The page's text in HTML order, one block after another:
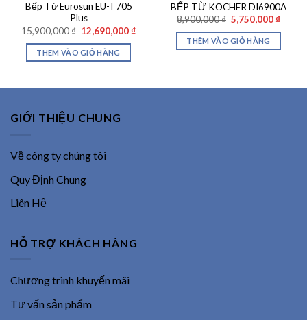
Bếp Từ Eurosun EU-T705
Plus
15,900,000₫ Giá
gốc
là:
15,900,000 ₫.
12,690,000 ₫Giá
THÊM VÀO GIỎ HÀNG
BẾP TỪ KOCHER DI6900A
8,900,000₫ Giá
gốc
là:
8,900,000 ₫.
5,750,000 ₫Giá
THÊM VÀO GIỎ HÀNG
GIỚI THIỆU CHUNG
Về công ty chúng tôi
Quy Định Chung
Liên Hệ
HỖ TRỢ KHÁCH HÀNG
Chương trình khuyến mãi
Tư vấn sản phẩm